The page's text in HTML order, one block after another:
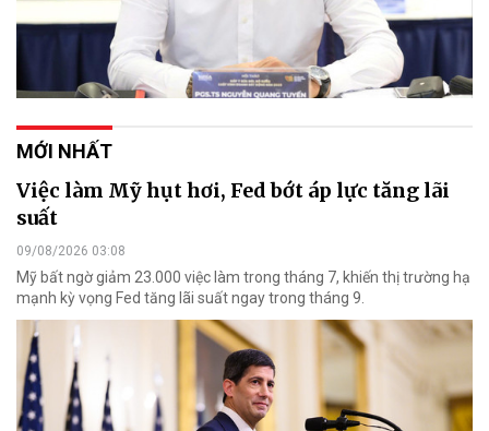
MỚI NHẤT
Việc làm Mỹ hụt hơi, Fed bớt áp lực tăng lãi
suất
09/08/2026 03:08
Mỹ bất ngờ giảm 23.000 việc làm trong tháng 7, khiến thị trường hạ
mạnh kỳ vọng Fed tăng lãi suất ngay trong tháng 9.